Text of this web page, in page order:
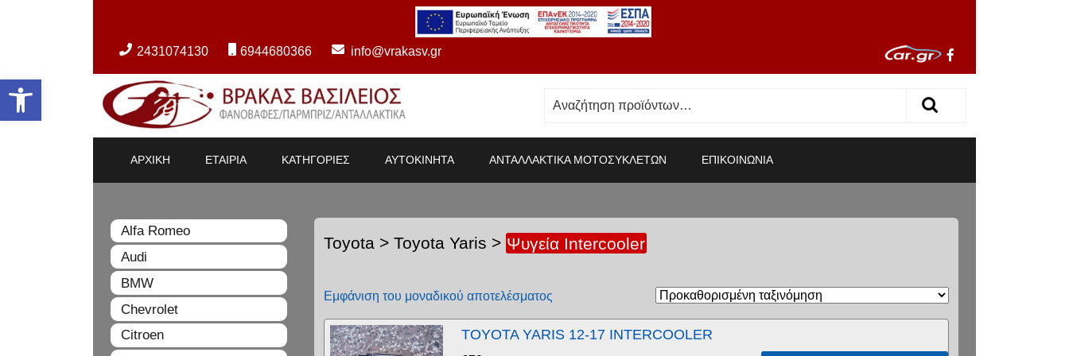
Ανοίξτε τη γραμμή εργαλείων
2431074130 6944680366 info@vrakasv.gr
ΑΡΧΙΚΗ ΕΤΑΙΡΙΑ ΚΑΤΗΓΟΡΙΕΣ ΑΥΤΟΚΙΝΗΤΑ ΑΝΤΑΛΛΑΚΤΙΚΑ ΜΟΤΟΣΥΚΛΕΤΩΝ ΕΠΙΚΟΙΝΩΝΙΑ
Toyota> Toyota Yaris > Ψυγεία Intercooler
Εμφάνιση του μοναδικού αποτελέσματος
TOYOTA YARIS 12-17 INTERCOOLER
Alfa Romeo
Audi
BMW
Chevrolet
Citroen